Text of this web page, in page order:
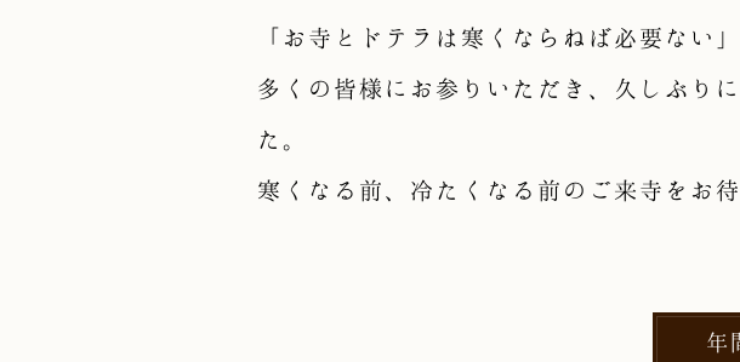
「お寺とドテラは寒くならねば必要な
多くの皆様にお参りいただき、久しぶり
た。
寒くなる前、冷たくなる前のご来寺をお
年